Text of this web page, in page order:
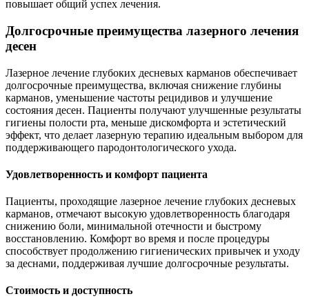
повышает общий успех лечения.
Долгосрочные преимущества лазерного лечения
десен
Лазерное лечение глубоких десневых карманов обеспечивает
долгосрочные преимущества, включая снижение глубины
карманов, уменьшение частоты рецидивов и улучшение
состояния десен. Пациенты получают улучшенные результаты
гигиены полости рта, меньше дискомфорта и эстетический
эффект, что делает лазерную терапию идеальным выбором для
поддерживающего пародонтологического ухода.
Удовлетворенность и комфорт пациента
Пациенты, проходящие лазерное лечение глубоких десневых
карманов, отмечают высокую удовлетворенность благодаря
снижению боли, минимальной отечности и быстрому
восстановлению. Комфорт во время и после процедуры
способствует продолжению гигиенических привычек и уходу
за деснами, поддерживая лучшие долгосрочные результаты.
Стоимость и доступность